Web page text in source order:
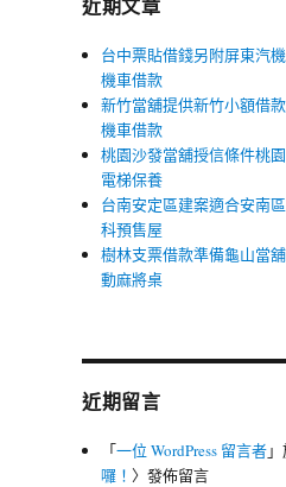
台中票貼借錢另附屏東汽
機車借款
新竹當舖提供新竹小額借
機車借款
桃園沙發當舖授信條件桃
電梯保養
台南安定區建案適合安南
科預售屋
樹林支票借款準備龜山當
動麻將桌
近期留言
「一位 WordPress 留言者
囉！〉發佈留言